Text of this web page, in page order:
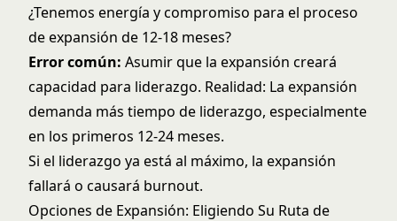
¿Tenemos energía y compromiso para el proceso
de expansión de 12-18 meses?
Error común: Asumir que la expansión creará
capacidad para liderazgo. Realidad: La expansión
demanda más tiempo de liderazgo, especialmente
en los primeros 12-24 meses.
Si el liderazgo ya está al máximo, la expansión
fallará o causará burnout.
Opciones de Expansión: Eligiendo Su Ruta de